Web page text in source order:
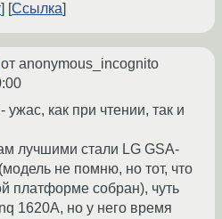
Ссылка
от anonymous_incognito
ужас, как при чтении, так и
лучшими стали LG GSA-
не помню, но тот, что
платформе собран), чуть
1620A, но у него время